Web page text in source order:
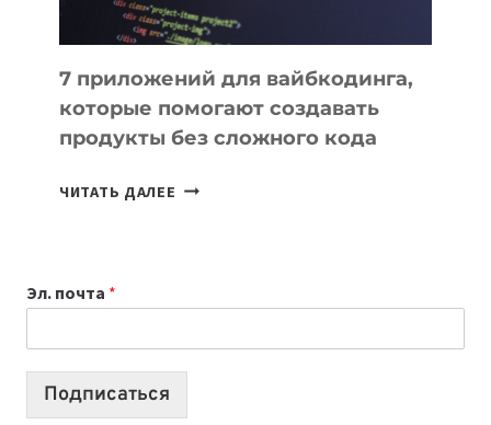
7 приложений для вайбкодинга,
которые помогают создавать
продукты без сложного кода
ЧИТАТЬ ДАЛЕЕ 7
СОЗДАВАТЬ
ПРОДУКТЫ
Эл. почта *
Подписаться